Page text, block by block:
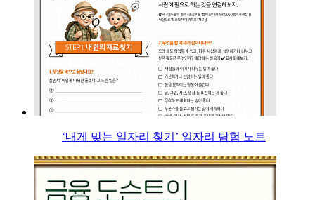
‘내게 맞는 일자리 찾기’ 일자리 탐험 노트